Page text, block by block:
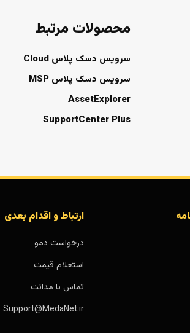
محصولات مرتبط
سرویس دسک پلاس Cloud
سرویس دسک پلاس MSP
AssetExplorer
SupportCenter Plus
ارتباط و اقدام بعدی
درخواست دمو
استعلام قیمت
تماس با مدانت
Support@MedaNet.ir